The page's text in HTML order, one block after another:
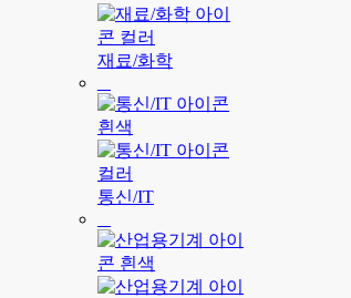
재료/화학
통신/IT